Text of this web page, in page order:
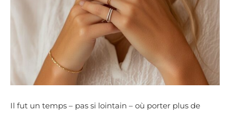
Il fut un temps – pas si lointain – où porter plus de